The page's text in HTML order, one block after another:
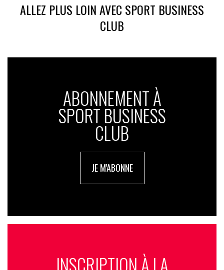
ALLEZ PLUS LOIN AVEC SPORT BUSINESS
CLUB
ABONNEMENT À
SPORT BUSINESS
CLUB
JE M'ABONNE
INSCRIPTION À LA